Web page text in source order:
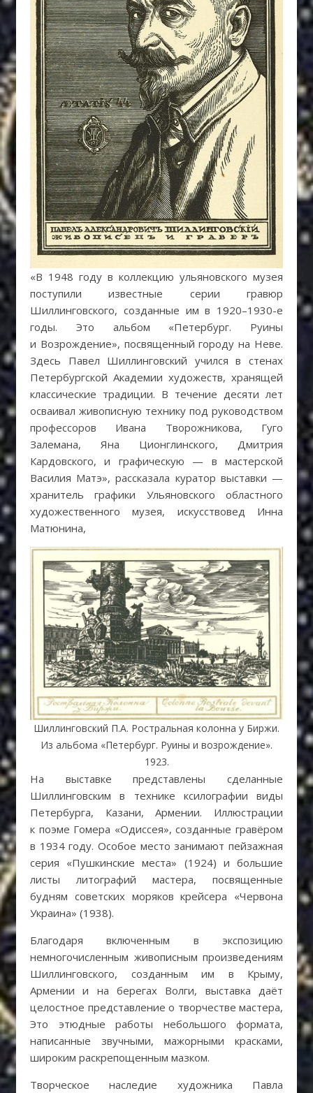
«В 1948 году в коллекцию ульяновского музея
поступили известные серии гравюр
Шиллинговского, созданные им в 1920–1930-е
годы. Это альбом «Петербург. Руины
и Возрождение», посвященный городу на Неве.
Здесь Павел Шиллинговский учился в стенах
Петербургской Академии художеств, хранящей
классические традиции. В течение десяти лет
осваивал живописную технику под руководством
профессоров Ивана Творожникова, Гуго
Залемана, Яна Ционглинского, Дмитрия
Кардовского, и графическую — в мастерской
Василия Матэ», рассказала куратор выставки —
хранитель графики Ульяновского областного
художественного музея, искусствовед Инна
Матюнина,
Шиллинговский П.А. Ростральная колонна у Биржи.
Из альбома «Петербург. Руины и возрождение».
1923.
На выставке представлены сделанные
Шиллинговским в технике ксилографии виды
Петербурга, Казани, Армении. Иллюстрации
к поэме Гомера «Одиссея», созданные гравёром
в 1934 году. Особое место занимают пейзажная
серия «Пушкинские места» (1924) и большие
листы литографий мастера, посвященные
будням советских моряков крейсера «Червона
Украина» (1938).
Благодаря включенным в экспозицию
немногочисленным живописным произведениям
Шиллинговского, созданным им в Крыму,
Армении и на берегах Волги, выставка даёт
целостное представление о творчестве мастера,
Это этюдные работы небольшого формата,
написанные звучными, мажорными красками,
широким раскрепощенным мазком.
Творческое наследие художника Павла